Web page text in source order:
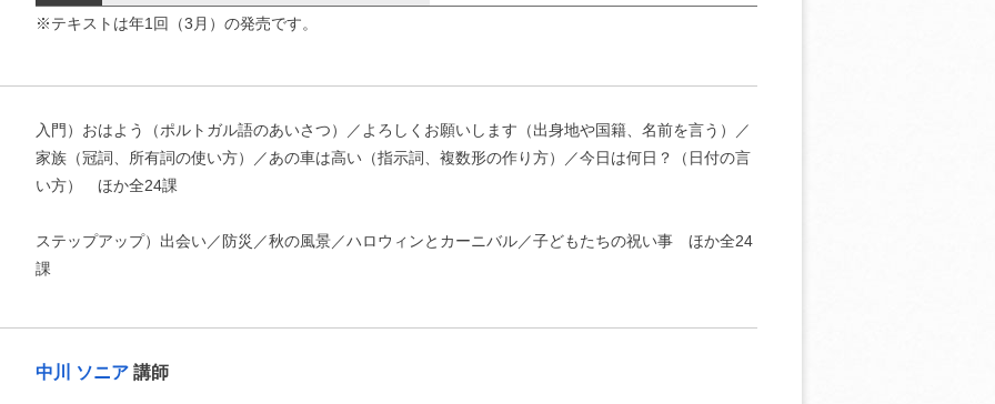
※テキストは年1回（3月）の発売です。
入門）おはよう（ポルトガル語のあいさつ）／よろしくお願いします（出身地や国籍、名前を言う）／
家族（冠詞、所有詞の使い方）／あの車は高い（指示詞、複数形の作り方）／今日は何日？（日付の言
い方） ほか全24課
ステップアップ）出会い／防災／秋の風景／ハロウィンとカーニバル／子どもたちの祝い事 ほか全24
課
中川 ソニア講師